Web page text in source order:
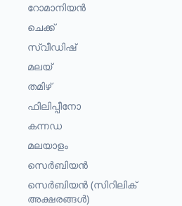
റോമാനിയൻ
ചെക്ക്
സ്വീഡിഷ്
മലയ്
തമിഴ്
ഫിലിപ്പീനോ
കന്നഡ
മലയാളം
സെർബിയൻ
സെർബിയൻ (സിറിലിക്
അക്ഷരങ്ങൾ)